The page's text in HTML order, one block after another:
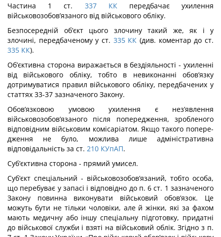
Частина 1 ст. 337 ККпередбачає ухилення
військовозобов’язаного від військово­го обліку.
Безпосередній об’єкт цього злочину такий же, як і у
злочині, передбаченому у ст. 335 КК (див. коментар до ст.
335 КК).
Об’єктивна сторона виражається в бездіяльності - ухиленні
від військового обліку, тобто в невиконанні обов’язку
дотримуватися правил військового обліку, пе­редбачених у
статтях 33-37 зазначеного Закону.
Обов’язковою умовою ухилення є нез’явлення
військовозобов’язаного після по­передження, зробленого
відповідним військовим комісаріатом. Якщо такого попере­
дження не було, можлива лише адміністративна
відповідальність за ст. 210 КУпАП.
Суб’єктивна сторона - прямий умисел.
Суб’єкт спеціальний - військовозобов’язаний, тобто особа,
що перебуває у за­пасі і відповідно до п. 6 ст. 1 зазначеного
Закону повинна виконувати військовий обов’язок. Це
можуть бути не тільки чоловіки, але й жінки, які за фахом
мають ме­дичну або іншу спеціальну підготовку, придатні
до військової служби і взяті на вій­ськовий облік. Згідно з п.